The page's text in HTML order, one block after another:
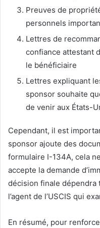
Preuves de
personnels
Lettres de
confiance attestant
le bénéficiaire
Lettres expliquant
sponsor souhaite
de venir aux États-
Cependant, il est
sponsor ajoute des
formulaire I-134A, cela
accepte la demande
décision finale dépendra
l’agent de l’USCIS qui
En résumé, pour